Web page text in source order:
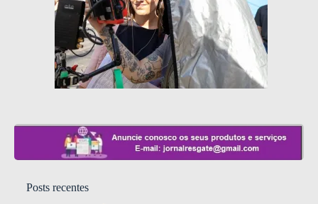
Posts recentes